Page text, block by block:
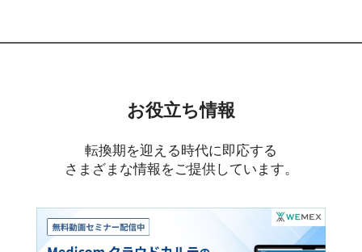
お役立ち情報
転換期を迎える時代に即応する
さまざまな情報をご提供しています。